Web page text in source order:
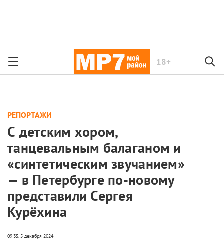
18+
РЕПОРТАЖИ
С детским хором,
танцевальным балаганом и
«синтетическим звучанием»
— в Петербурге по-новому
представили Сергея
Курёхина